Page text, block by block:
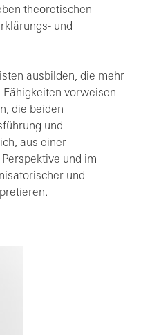
theoretischen
und
ausbilden, die mehr
Fähigkeiten vorweisen
die beiden
und
aus einer
und im
und